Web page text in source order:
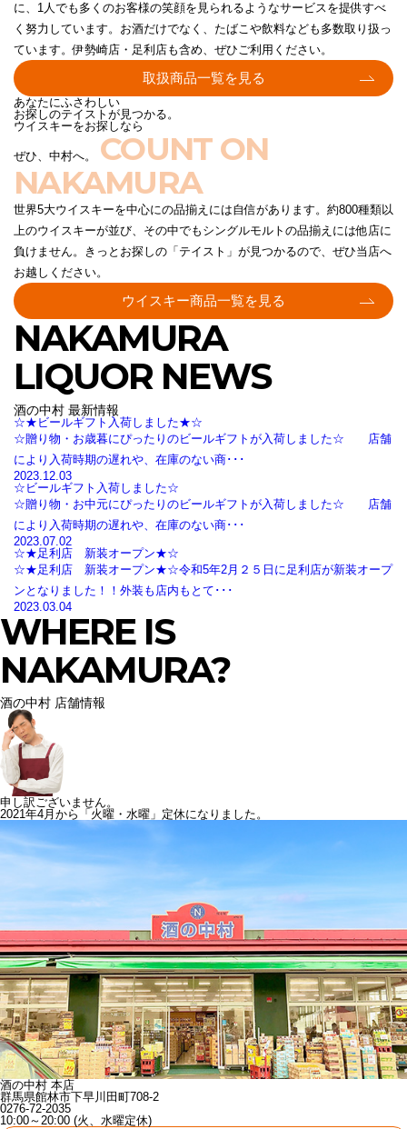
に、1人でも多くのお客様の笑顔を見られるようなサービスを提供すべ
く努力しています。お酒だけでなく、たばこや飲料なども多数取り扱っ
ています。伊勢崎店・足利店も含め、ぜひご利用ください。
取扱商品一覧を見る
あなたにふさわしい
お探しのテイストが見つかる。
ウイスキーをお探しなら
ぜひ、中村へ。 COUNT ON
NAKAMURA
世界5大ウイスキーを中心にの品揃えには自信があります。約800種類以
上のウイスキーが並び、その中でもシングルモルトの品揃えには他店に
負けません。きっとお探しの「テイスト」が見つかるので、ぜひ当店へ
お越しください。
ウイスキー商品一覧を見る
NAKAMURA
LIQUOR NEWS
酒の中村 最新情報
☆★ビールギフト入荷しました★☆
☆贈り物・お歳暮にぴったりのビールギフトが入荷しました☆ 店舗
により入荷時期の遅れや、在庫のない商･･･
2023.12.03
☆ビールギフト入荷しました☆
☆贈り物・お中元にぴったりのビールギフトが入荷しました☆ 店舗
により入荷時期の遅れや、在庫のない商･･･
2023.07.02
☆★足利店 新装オープン★☆
☆★足利店 新装オープン★☆令和5年2月２５日に足利店が新装オープ
ンとなりました！！外装も店内もとて･･･
2023.03.04
WHERE IS
NAKAMURA?
酒の中村 店舗情報
申し訳ございません。
2021年4月から「火曜・水曜」定休になりました。
酒の中村 本店
群馬県館林市下早川田町708-2
0276-72-2035
10:00～20:00 (火、水曜定休)